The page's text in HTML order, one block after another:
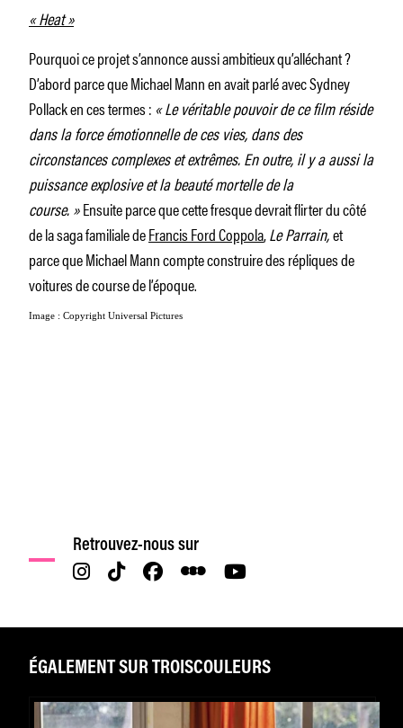
« Heat »
Pourquoi ce projet s’annonce aussi ambitieux qu’alléchant ?
D’abord parce que Michael Mann en avait parlé avec Sydney
Pollack en ces termes : « Le véritable pouvoir de ce film réside
dans la force émotionnelle de ces vies, dans des
circonstances complexes et extrêmes. En outre, il y a aussi la
puissance explosive et la beauté mortelle de la
course. »Ensuite parce que cette fresque devrait flirter du côté
de la saga familiale deFrancis Ford Coppola,Le Parrain,et
parce que Michael Mann compte construire des répliques de
voitures de course de l’époque.
Image : Copyright Universal Pictures
Retrouvez-nous sur
ÉGALEMENT SUR TROISCOULEURS